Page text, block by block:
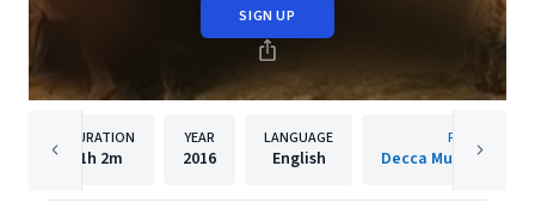
SIGN UP
DURATION
1h 2m
YEAR
2016
LANGUAGE
English
PUBLISHER
Decca Music Group